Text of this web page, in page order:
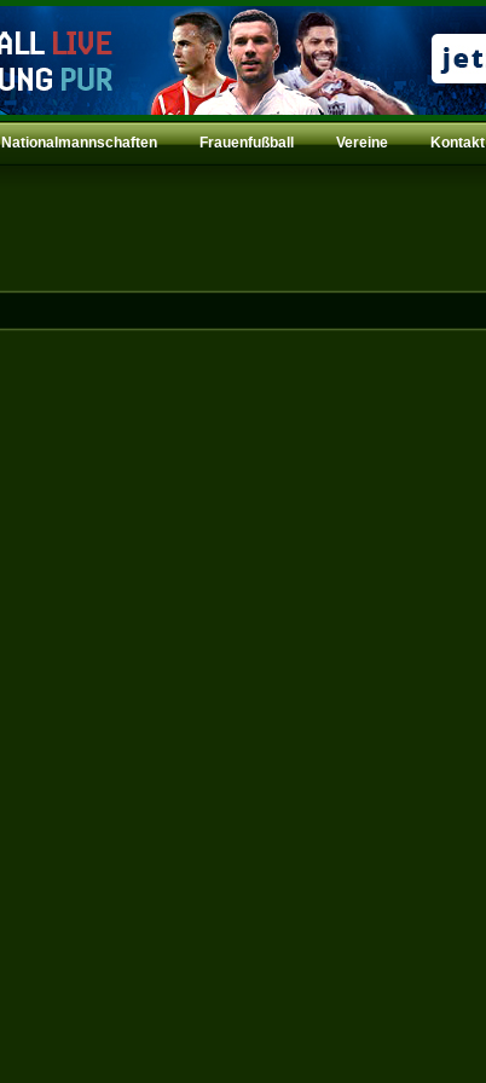
Nationalmannschaften Frauenfußball Vereine Kontakt